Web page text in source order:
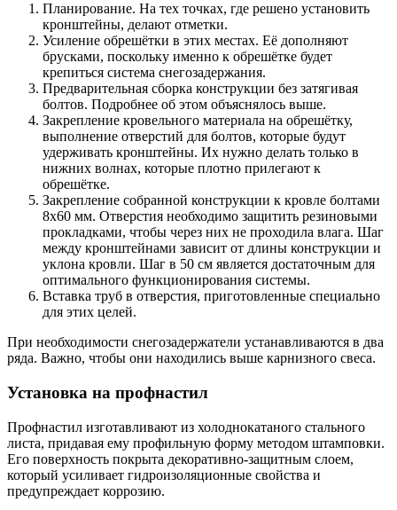
Планирование. На тех точках, где решено установить
кронштейны, делают отметки.
Усиление обрешётки в этих местах. Её дополняют
брусками, поскольку именно к обрешётке будет
крепиться система снегозадержания.
Предварительная сборка конструкции без затягивая
болтов. Подробнее об этом объяснялось выше.
Закрепление кровельного материала на обрешётку,
выполнение отверстий для болтов, которые будут
удерживать кронштейны. Их нужно делать только в
нижних волнах, которые плотно прилегают к
обрешётке.
Закрепление собранной конструкции к кровле болтами
8х60 мм. Отверстия необходимо защитить резиновыми
прокладками, чтобы через них не проходила влага. Шаг
между кронштейнами зависит от длины конструкции и
уклона кровли. Шаг в 50 см является достаточным для
оптимального функционирования системы.
Вставка труб в отверстия, приготовленные специально
для этих целей.
При необходимости снегозадержатели устанавливаются в два
ряда. Важно, чтобы они находились выше карнизного свеса.
Установка на профнастил
Профнастил изготавливают из холоднокатаного стального
листа, придавая ему профильную форму методом штамповки.
Его поверхность покрыта декоративно-защитным слоем,
который усиливает гидроизоляционные свойства и
предупреждает коррозию.